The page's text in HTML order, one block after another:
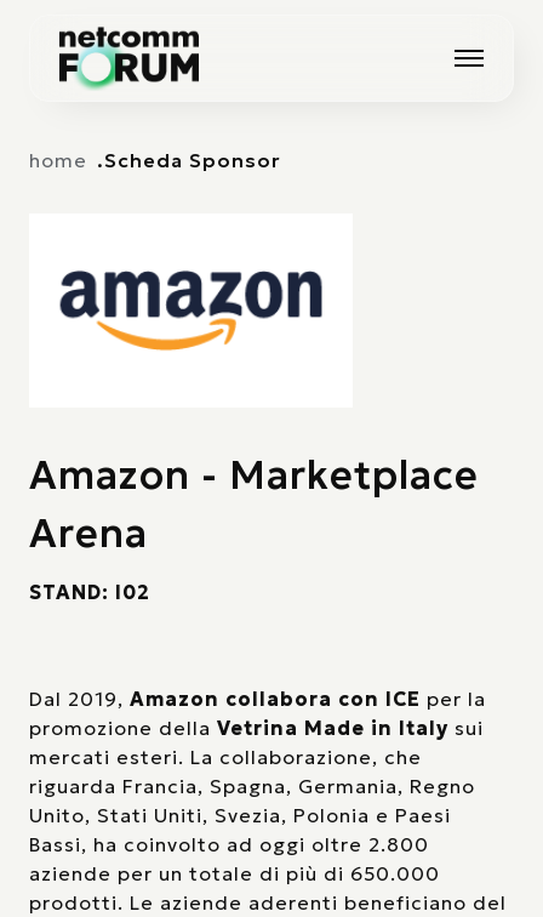
home Scheda Sponsor
Amazon - Marketplace
Arena
STAND: I02
Dal 2019, Amazon collabora con ICE per la
promozione della Vetrina Made in Italy sui
mercati esteri. La collaborazione, che
riguarda Francia, Spagna, Germania, Regno
Unito, Stati Uniti, Svezia, Polonia e Paesi
Bassi, ha coinvolto ad oggi oltre 2.800
aziende per un totale di più di 650.000
prodotti. Le aziende aderenti beneficiano del